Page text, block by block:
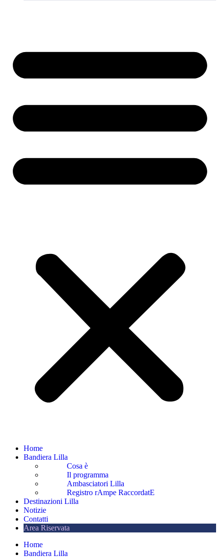
Home
Bandiera Lilla
Cosa è
Il programma
Ambasciatori Lilla
Registro rAmpe RaccordatE
Destinazioni Lilla
Notizie
Contatti
Area Riservata
Home
Bandiera Lilla